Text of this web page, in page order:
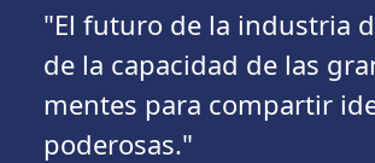
"El futuro de la industria
de la capacidad de las
mentes para compartir
poderosas."